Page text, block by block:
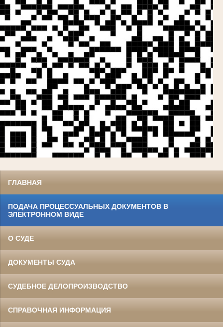
ГЛАВНАЯ
ПОДАЧА ПРОЦЕССУАЛЬНЫХ ДОКУМЕНТОВ В
ЭЛЕКТРОННОМ ВИДЕ
О СУДЕ
ДОКУМЕНТЫ СУДА
СУДЕБНОЕ ДЕЛОПРОИЗВОДСТВО
СПРАВОЧНАЯ ИНФОРМАЦИЯ